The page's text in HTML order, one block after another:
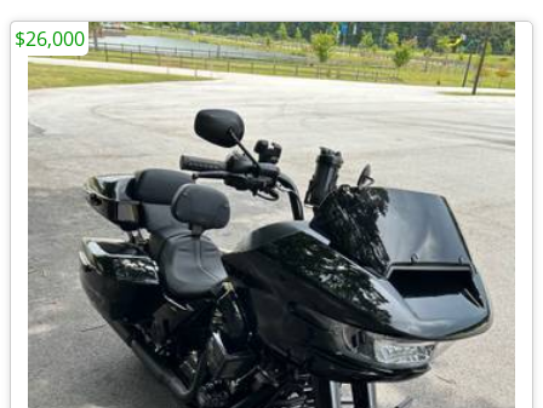
$26,000